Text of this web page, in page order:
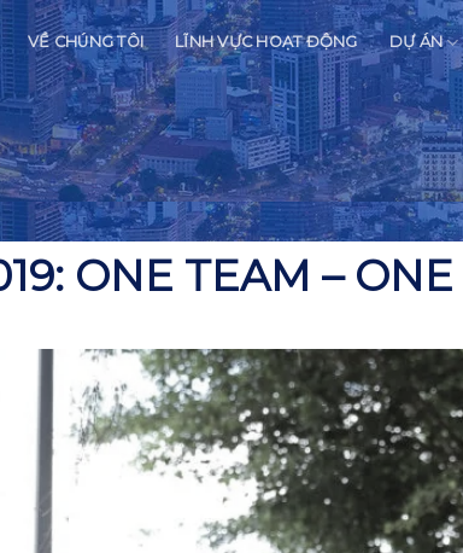
VỀ CHÚNG TÔI LĨNH VỰC HOẠT ĐỘNG DỰ ÁN
ONE TEAM –